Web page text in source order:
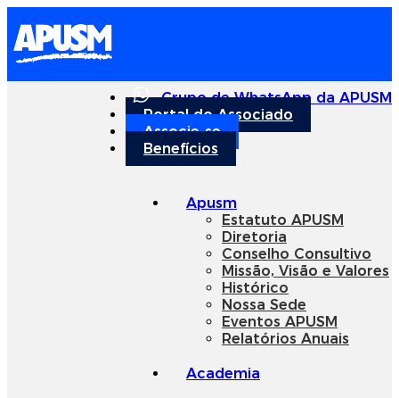
Grupo de WhatsApp da APUSM
Portal do Associado
Associe-se
Benefícios
Apusm
Estatuto APUSM
Diretoria
Conselho Consultivo
Missão, Visão e Valores
Histórico
Nossa Sede
Eventos APUSM
Relatórios Anuais
Academia